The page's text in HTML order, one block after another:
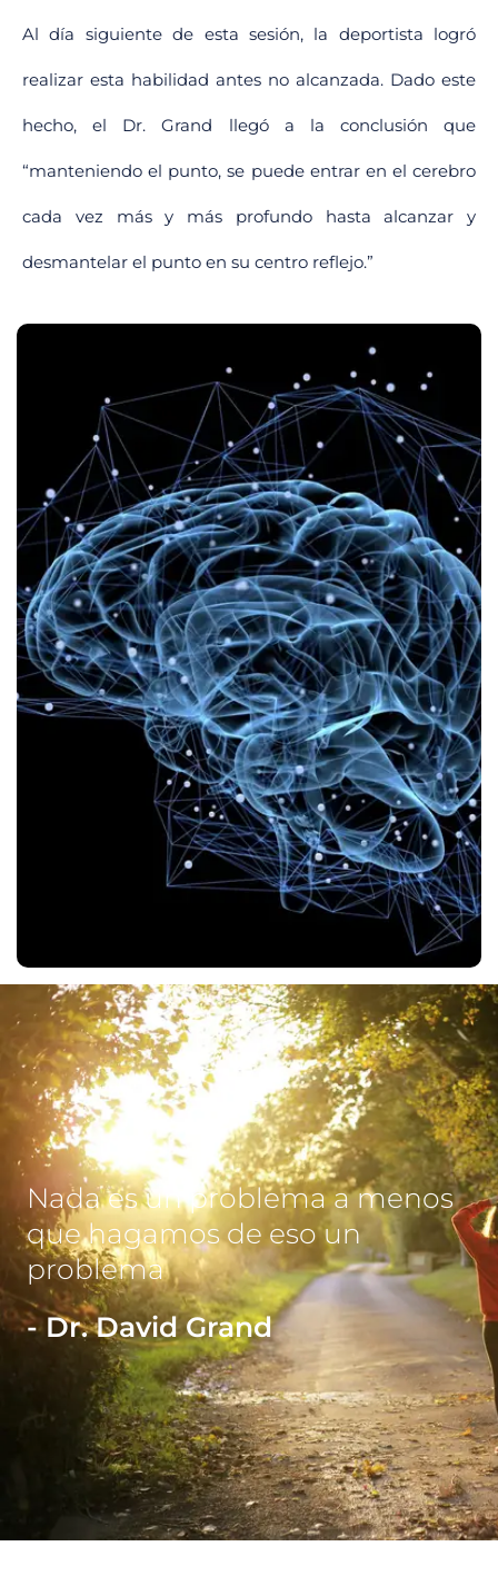
Al día siguiente de esta sesión, la deportista logró
realizar esta habilidad antes no alcanzada. Dado este
hecho, el Dr. Grand llegó a la conclusión que
“manteniendo el punto, se puede entrar en el cerebro
cada vez más y más profundo hasta alcanzar y
desmantelar el punto en su centro reflejo.”
Nada es un problema a menos
que hagamos de eso un
problema
- Dr. David Grand